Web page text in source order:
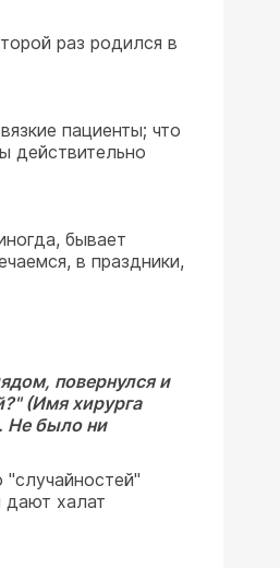
раз родился в
пациенты; что
действительно
бывает
в праздники,
повернулся и
(Имя хирурга
Не было ни
дают халат